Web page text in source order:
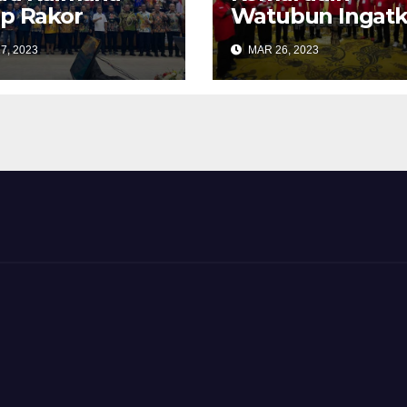
Rakor
Akhir
2023
Visi
2023
Watubun
Pencalegan PDI
Perjuangan
Sesuai Aturan
MAR 26, 2023